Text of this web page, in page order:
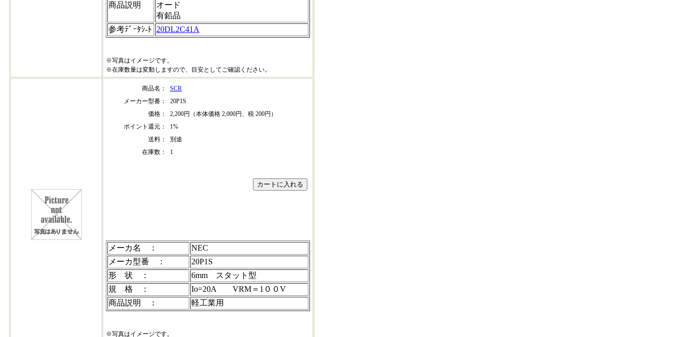
商品説明
オード
有鉛品
参考ﾃﾞｰﾀｼ-ﾄ
20DL2C41A
※写真はイメージです。
※在庫数量は変動しますので、目安としてご確認ください。
商品名：
SCR
メーカー型番：
20P1S
価格：
2,200円（本体価格 2,000円、税 200円）
ポイント還元：
1%
送料：
別途
在庫数：
1
メーカ名 ：
NEC
メーカ型番 ：
20P1S
形 状 ：
6mm スタット型
規 格 ：
Io=20A VRM＝1００V
商品説明 ：
軽工業用
※写真はイメージです。